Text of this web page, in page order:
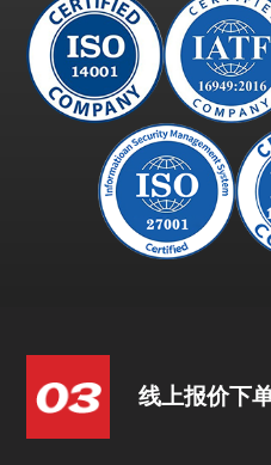
线上报价下